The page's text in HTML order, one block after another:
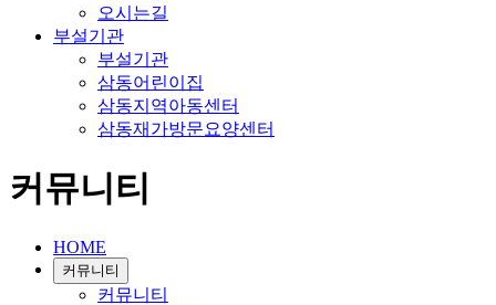
오시는길
부설기관
부설기관
삼동어린이집
삼동지역아동센터
삼동재가방문요양센터
커뮤니티
HOME
커뮤니티
커뮤니티